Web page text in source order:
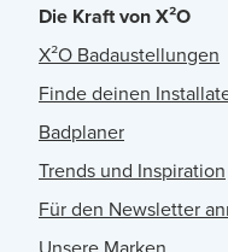
Die Kraft von X²O
X²O Badaustellungen
Finde deinen
Badplaner
Trends und Inspiration
Für den Newsletter